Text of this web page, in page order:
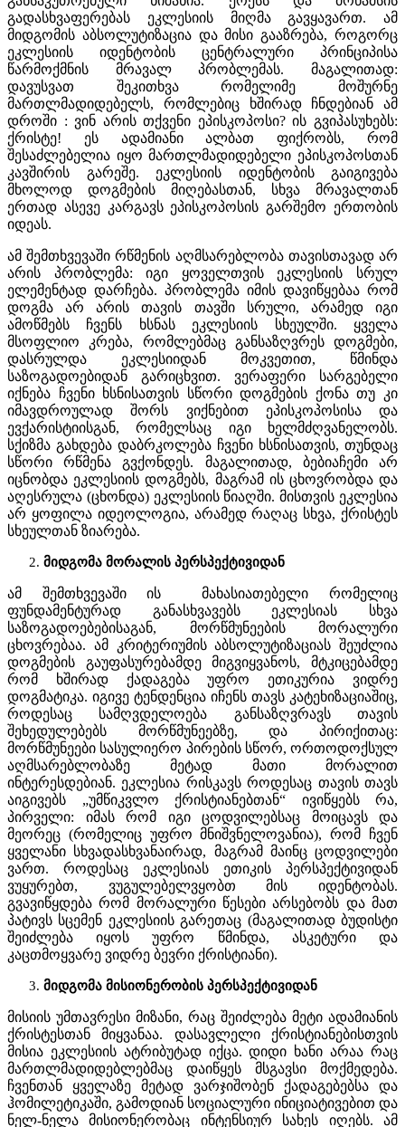
გადასხვაფერებას ეკლესიის მიღმა გავყავართ. ამ
მიდგომის აბსოლუტიზაცია და მისი გააზრება, როგორც
ეკლესიის იდენტობის ცენტრალური პრინციპისა
წარმოქმნის მრავალ პრობლემას. მაგალითად:
დავუსვათ შეკითხვა რომელიმე მოშურნე
მართლმადიდებელს, რომლებიც ხშირად ჩნდებიან ამ
დროში : ვინ არის თქვენი ეპისკოპოსი? ის გვიპასუხებს:
ქრისტე! ეს ადამიანი ალბათ ფიქრობს, რომ
შესაძლებელია იყო მართლმადიდებელი ეპისკოპოსთან
კავშირის გარეშე. ეკლესიის იდენტობის გაიგივება
მხოლოდ დოგმების მიღებასთან, სხვა მრავალთან
ერთად ასევე კარგავს ეპისკოპოსის გარშემო ერთობის
იდეას.
ამ შემთხვევაში რწმენის აღმსარებლობა თავისთავად არ
არის პრობლემა: იგი ყოველთვის ეკლესიის სრულ
ელემენტად დარჩება. პრობლემა იმის დავიწყებაა რომ
დოგმა არ არის თავის თავში სრული, არამედ იგი
ამოწმებს ჩვენს ხსნას ეკლესიის სხეულში. ყველა
მსოფლიო კრება, რომლებმაც განსაზღვრეს დოგმები,
დასრულდა ეკლესიიდან მოკვეთით, წმინდა
საზოგადოებიდან გარიცხვით. ვერაფერი სარგებელი
იქნება ჩვენი ხსნისათვის სწორი დოგმების ქონა თუ კი
იმავდროულად შორს ვიქნებით ეპისკოპოსისა და
ევქარისტიისგან, რომელსაც იგი ხელმძღვანელობს.
სქიზმა გახდება დაბრკოლება ჩვენი ხსნისათვის, თუნდაც
სწორი რწმენა გვქონდეს. მაგალითად, ბებიაჩემი არ
იცნობდა ეკლესიის დოგმებს, მაგრამ ის ცხოვრობდა და
აღესრულა (ცხონდა) ეკლესიის წიაღში. მისთვის ეკლესია
არ ყოფილა იდეოლოგია, არამედ რაღაც სხვა, ქრისტეს
სხეულთან ზიარება.
მიდგომა მორალის პერსპექტივიდან
ამ შემთხვევაში ის მახასიათებელი რომელიც
ფუნდამენტურად განასხვავებს ეკლესიას სხვა
საზოგადოებებისაგან, მორწმუნეების მორალური
ცხოვრებაა. ამ კრიტერიუმის აბსოლუტიზაციას შეუძლია
დოგმების გაუფასურებამდე მიგვიყვანოს, მტკიცებამდე
რომ ხშირად ქადაგება უფრო ეთიკურია ვიდრე
დოგმატიკა. იგივე ტენდენცია იჩენს თავს კატეხიზაციაშიც,
როდესაც სამღვდელოება განსაზღვრავს თავის
შეხედულებებს მორწმუნეებზე, და პირიქითაც:
მორწმუნეები სასულიერო პირების სწორ, ორთოდოქსულ
აღმსარებლობაზე მეტად მათი მორალით
ინტერესდებიან. ეკლესია რისკავს როდესაც თავის თავს
აიგივებს „უმწიკვლო ქრისტიანებთან“ ივიწყებს რა,
პირველი: იმას რომ იგი ცოდვილებსაც მოიცავს და
მეორეც (რომელიც უფრო მნიშვნელოვანია), რომ ჩვენ
ყველანი სხვადასხვანაირად, მაგრამ მაინც ცოდვილები
ვართ. როდესაც ეკლესიას ეთიკის პერსპექტივიდან
ვუყურებთ, ვუგულებელვყობთ მის იდენტობას.
გვავიწყდება რომ მორალური წესები არსებობს და მათ
პატივს სცემენ ეკლესიის გარეთაც (მაგალითად ბუდისტი
შეიძლება იყოს უფრო წმინდა, ასკეტური და
კაცთმოყვარე ვიდრე ბევრი ქრისტიანი).
მიდგომა მისიონერობის პერსპექტივიდან
მისიის უმთავრესი მიზანი, რაც შეიძლება მეტი ადამიანის
ქრისტესთან მიყვანაა. დასავლელი ქრისტიანებისთვის
მისია ეკლესიის ატრიბუტად იქცა. დიდი ხანი არაა რაც
მართლმადიდებლებმაც დაიწყეს მსგავსი მოქმედება.
ჩვენთან ყველაზე მეტად ვარჯიშობენ ქადაგებებსა და
ჰომილეტიკაში, გამოდიან სოციალური ინიციატივებით და
ნელ-ნელა მისიონერობაც ინტენსიურ სახეს იღებს. ამ